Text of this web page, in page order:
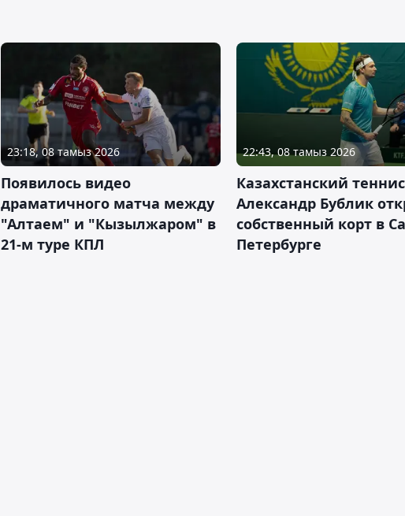
23:18, 08 тамыз 2026
Появилось видео
драматичного матча между
"Алтаем" и "Кызылжаром" в
21-м туре КПЛ
22:43, 08 тамыз 2026
Казахстанский
Александр Бублик
собственный корт в
Петербурге